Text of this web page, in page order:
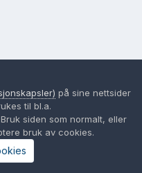
på sine nettsider
til bl.a.
siden som normalt, eller
bruk av cookies.